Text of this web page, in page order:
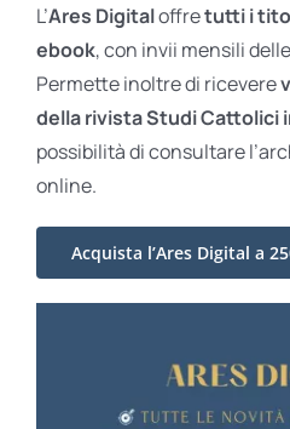
L’Ares Digitaloffretutti i
ebook, con invii mensili
Permette inoltre di ricevere
della rivista Studi Cattolici
possibilità di consultare
online.
Acquista l’Ares Digital a